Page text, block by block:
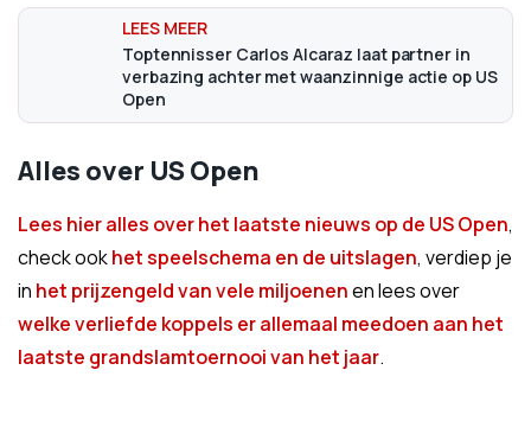
Toptennisser Carlos Alcaraz laat partner in
verbazing achter met waanzinnige actie op US
Open
Alles over US Open
Lees hier alles over het laatste nieuws op de US Open,
check ookhet speelschema en de uitslagen, verdiep je
in het prijzengeld van vele miljoenenen lees over
welke verliefde koppels er allemaal meedoen aan het
laatste grandslamtoernooi van het jaar.